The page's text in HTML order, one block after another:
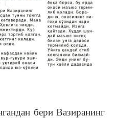
бери Вазиранинг